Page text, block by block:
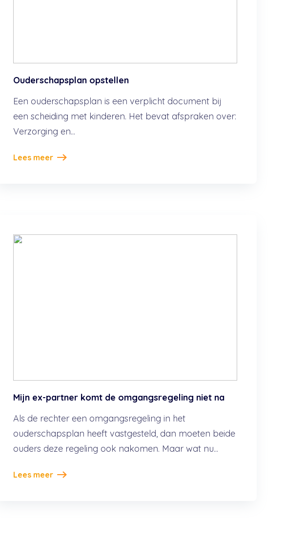
Ouderschapsplan opstellen
Een ouderschapsplan is een verplicht document bij
een scheiding met kinderen. Het bevat afspraken over:
Verzorging en...
Lees meer
Mijn ex-partner komt de omgangsregeling niet na
Als de rechter een omgangsregeling in het
ouderschapsplan heeft vastgesteld, dan moeten beide
ouders deze regeling ook nakomen. Maar wat nu...
Lees meer